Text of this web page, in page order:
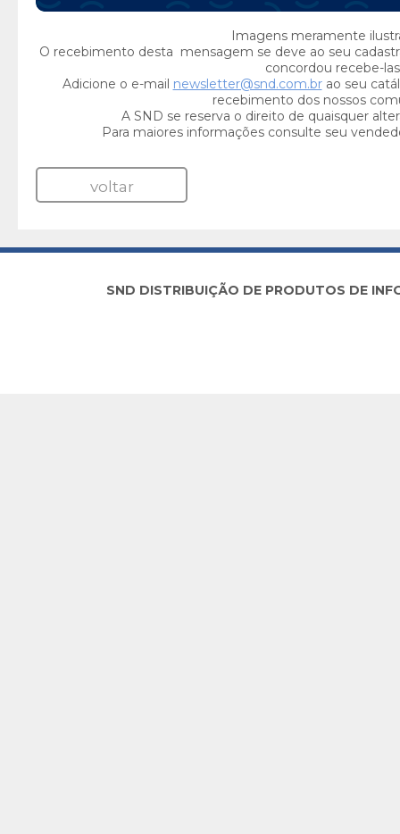
Imagens meramente
O recebimento desta mensagem se deve ao seu
concordou recebe-
Adicione o e-mail newsletter@snd.com.brao seu
recebimento dos nossos
A SND se reserva o direito de quaisquer
Para maiores informações consulte seu
voltar
SND DISTRIBUIÇÃO DE PRODUTOS DE